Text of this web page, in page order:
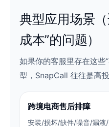
典型应用场景
成本”的问题）
如果你的客服里存在这些
型，SnapCall 往往是高
跨境电商售后排障
安装/损坏/缺件/噪音/漏液